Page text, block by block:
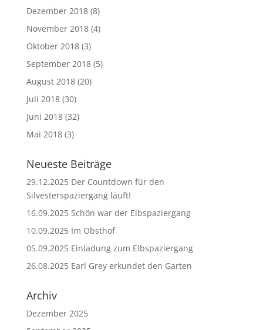
Dezember 2018(8)
November 2018(4)
Oktober 2018(3)
September 2018(5)
August 2018(20)
Juli 2018(30)
Juni 2018(32)
Mai 2018(3)
Neueste Beiträge
29.12.2025 Der Countdown für den
Silvesterspaziergang läuft!
16.09.2025 Schön war der Elbspaziergang
10.09.2025 Im Obsthof
05.09.2025 Einladung zum Elbspaziergang
26.08.2025 Earl Grey erkundet den Garten
Archiv
Dezember 2025